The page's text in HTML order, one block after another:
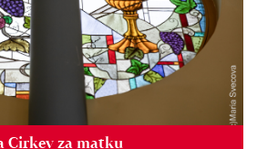
Cirkev za matku